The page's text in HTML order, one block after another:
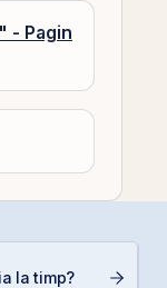
- Pagin
la timp?